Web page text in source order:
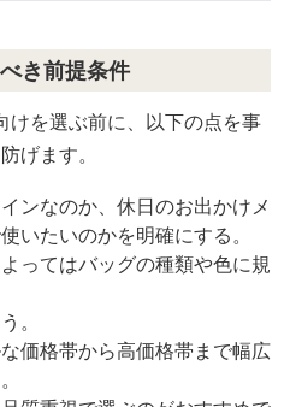
き前提条件
けを選ぶ前に、以下の点を事
げます。
ンなのか、休日のお出かけメ
いたいのかを明確にする。
ってはバッグの種類や色に規
。
価格帯から高価格帯まで幅広